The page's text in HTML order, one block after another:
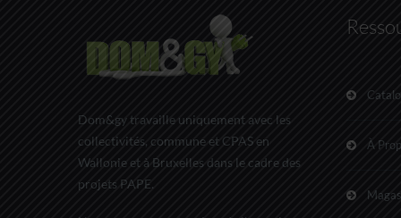
Dom&gy travaille uniquement avec les
collectivités, commune et CPAS en
Wallonie et à Bruxelles dans le cadre des
projets PAPE.
À